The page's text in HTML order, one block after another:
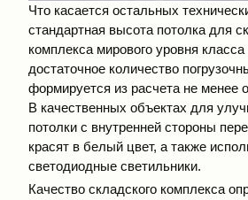
Что касается остальных
стандартная высота потолка для
комплекса мирового уровня
достаточное количество
формируется из расчета не менее
В качественных объектах для
потолки с внутренней стороны
красят в белый цвет, а также
светодиодные светильники.
Качество складского комплекса